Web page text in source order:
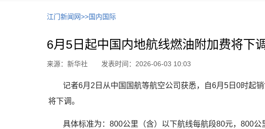
江门新闻网>>国内国际
6月5日起中国内地航线燃油附加费将下
来源：新华社 发表时间：2026-06-03 10:03
记者6月2日从中国国航等航空公司获悉，自6月5日0时起
将下调。
具体标准为：800公里（含）以下航线每航段80元，800